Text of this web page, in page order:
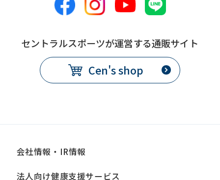
セントラルスポーツが運営する通販サイト
Cen's shop
会社情報・IR情報
法人向け健康支援サービス